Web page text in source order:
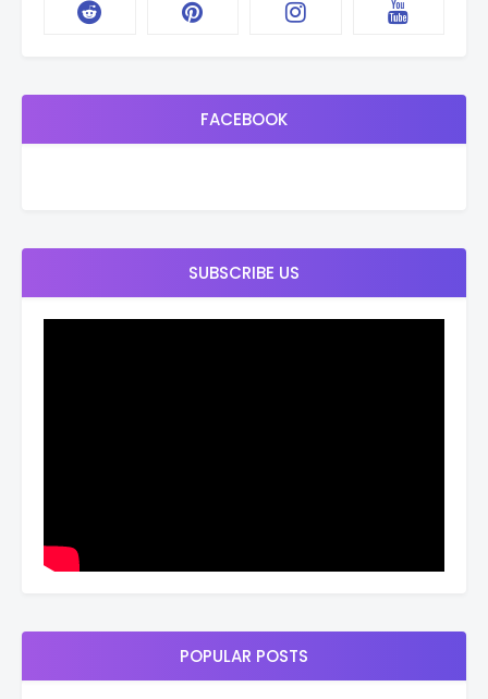
FACEBOOK
SUBSCRIBE US
POPULAR POSTS